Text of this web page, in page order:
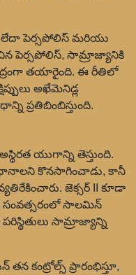
లేదా పెర్సపోలిస్ మరియు
పెర్సపోలిస్, సామ్రాజ్యానికి
తయారైంది. ఈ రీతిలో
అఖేమెనిడ్ల
ప్రతిబింబిస్తుంది.
యుగాన్ని తెస్తుంది.
కొనసాగించాడు, కానీ
జెక్సర్ II కూడా
సంవత్సరంలో సాలమిన్
సామ్రాజ్యాన్ని
కంట్రోల్స్ ప్రారంభిస్తూ,